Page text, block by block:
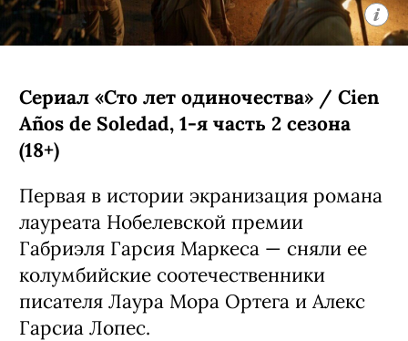
Сериал «Сто лет одиночества» / Cien
Años de Soledad, 1-я часть 2 сезона
(18+)
Первая в истории экранизация романа
лауреата Нобелевской премии
Габриэля Гарсия Маркеса — сняли ее
колумбийские соотечественники
писателя Лаура Мора Ортега и Алекс
Гарсиа Лопес.